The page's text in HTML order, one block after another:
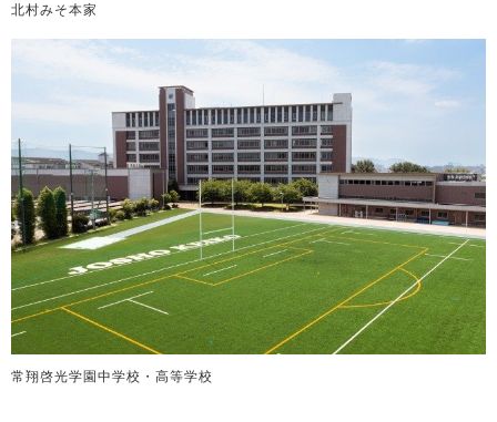
北村みそ本家
常翔啓光学園中学校・高等学校